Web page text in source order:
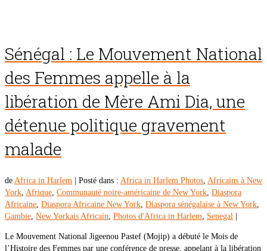
Sénégal : Le Mouvement National
des Femmes appelle à la
libération de Mère Ami Dia, une
détenue politique gravement
malade
de Africa in Harlem Posté dans : Africa in Harlem Photos, Africains à New
York, Afrique, Communauté noire-américaine de New York, Diaspora
Africaine, Diaspora Africaine New York, Diaspora sénégalaise à New York,
Gambie, New Yorkais Africain, Photos d'Africa in Harlem, Senegal
Le Mouvement National Jigeenou Pastef (Mojip) a débuté le Mois de
l’Histoire des Femmes par une conférence de presse, appelant à la libération